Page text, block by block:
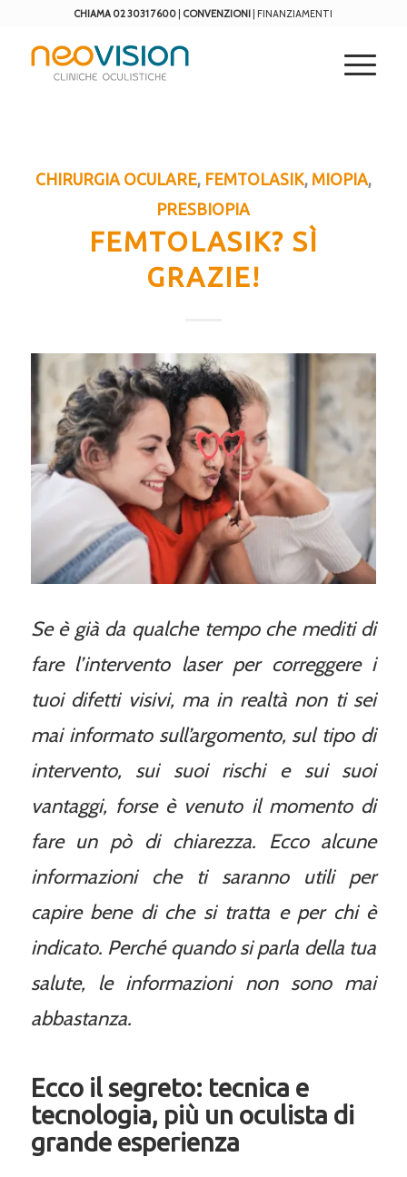
CHIAMA 02 3031 7600 CONVENZIONI FINANZIAMENTI
CHIRURGIA OCULARE, FEMTOLASIK, MIOPIA,
PRESBIOPIA
FEMTOLASIK? SÌ
GRAZIE!
Se è già da qualche tempo che mediti di
fare l’intervento laser per correggere i
tuoi difetti visivi, ma in realtà non ti sei
mai informato sull’argomento, sul tipo di
intervento, sui suoi rischi e sui suoi
vantaggi, forse è venuto il momento di
fare un pò di chiarezza. Ecco alcune
informazioni che ti saranno utili per
capire bene di che si tratta e per chi è
indicato. Perché quando si parla della tua
salute, le informazioni non sono mai
abbastanza.
Ecco il segreto: tecnica e
tecnologia, più un oculista di
grande esperienza